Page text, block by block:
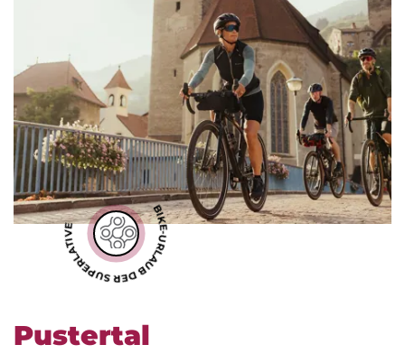
BIKE-URLAUB DER SUPERLATIVE
Pustertal